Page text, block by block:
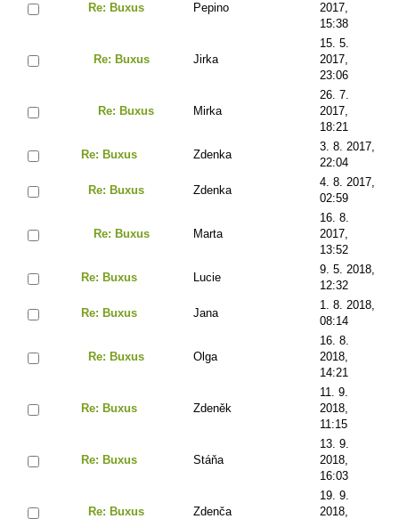
Re: Buxus Pepino
2017,
15:38
Re: Buxus Jirka
15. 5.
2017,
23:06
Re: Buxus Mirka
26. 7.
2017,
18:21
Re: Buxus Zdenka
3. 8. 2017,
22:04
Re: Buxus Zdenka
4. 8. 2017,
02:59
Re: Buxus Marta
16. 8.
2017,
13:52
Re: Buxus Lucie
9. 5. 2018,
12:32
Re: Buxus Jana
1. 8. 2018,
08:14
Re: Buxus Olga
16. 8.
2018,
14:21
Re: Buxus Zdeněk
11. 9.
2018,
11:15
Re: Buxus Stáňa
13. 9.
2018,
16:03
Re: Buxus Zdenča
19. 9.
2018,